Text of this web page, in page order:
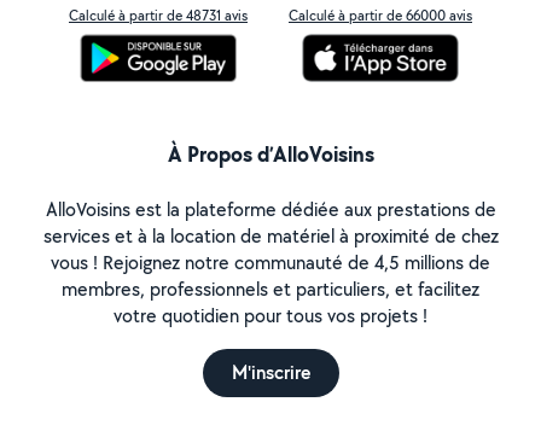
Calculé à partir de 48731 avis Calculé à partir de 66000 avis
À Propos d’AlloVoisins
AlloVoisins est la plateforme dédiée aux prestations de
services et à la location de matériel à proximité de chez
vous ! Rejoignez notre communauté de 4,5 millions de
membres, professionnels et particuliers, et facilitez
votre quotidien pour tous vos projets !
M'inscrire